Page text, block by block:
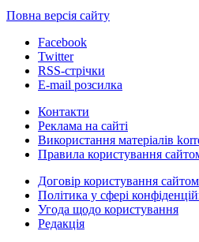
Повна версія сайту
Facebook
Twitter
RSS-стрічки
E-mail розсилка
Контакти
Реклама на сайті
Використання матеріалів
Правила користування
Договір користування сайтом
Політика у сфері
Угода щодо користування
Редакція